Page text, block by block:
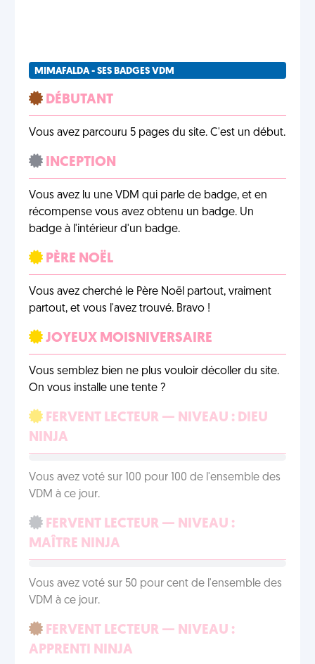
MIMAFALDA - SES BADGES VDM
DÉBUTANT
Vous avez parcouru 5 pages du site. C'est un début.
INCEPTION
Vous avez lu une VDM qui parle de badge, et en
récompense vous avez obtenu un badge. Un
badge à l'intérieur d'un badge.
PÈRE NOËL
Vous avez cherché le Père Noël partout, vraiment
partout, et vous l'avez trouvé. Bravo !
JOYEUX MOISNIVERSAIRE
Vous semblez bien ne plus vouloir décoller du site.
On vous installe une tente ?
FERVENT LECTEUR — NIVEAU : DIEU
NINJA
Vous avez voté sur 100 pour 100 de l'ensemble des
VDM à ce jour.
FERVENT LECTEUR — NIVEAU :
MAÎTRE NINJA
Vous avez voté sur 50 pour cent de l'ensemble des
VDM à ce jour.
FERVENT LECTEUR — NIVEAU :
APPRENTI NINJA